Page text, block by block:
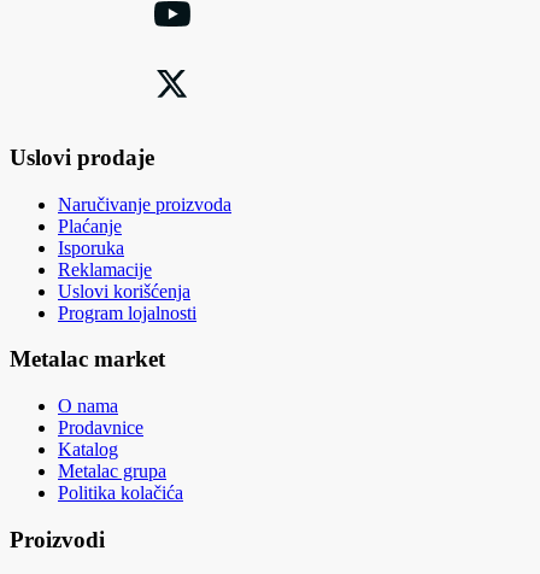
Uslovi prodaje
Naručivanje proizvoda
Plaćanje
Isporuka
Reklamacije
Uslovi korišćenja
Program lojalnosti
Metalac market
O nama
Prodavnice
Katalog
Metalac grupa
Politika kolačića
Proizvodi